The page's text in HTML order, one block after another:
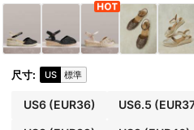
尺寸: US 標準
US6(EUR36) US6.5